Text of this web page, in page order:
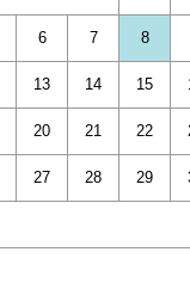
6 7 8
13 14 15
20 21 22
27 28 29